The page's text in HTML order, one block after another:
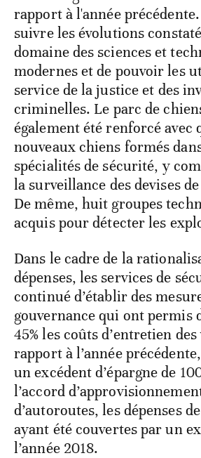
rapport à l'année
suivre les évolutions
domaine des sciences et
modernes et de pouvoir les
service de la justice et des
criminelles. Le parc de
également été renforcé avec
nouveaux chiens formés
spécialités de sécurité, y
la surveillance des devises
De même, huit groupes
acquis pour détecter les
Dans le cadre de la
dépenses, les services de
continué d’établir des
gouvernance qui ont permis
45% les coûts d’entretien
rapport à l’année
un excédent d’épargne de
l’accord
d’autoroutes, les dépenses
ayant été couvertes par un
l’année 2018.